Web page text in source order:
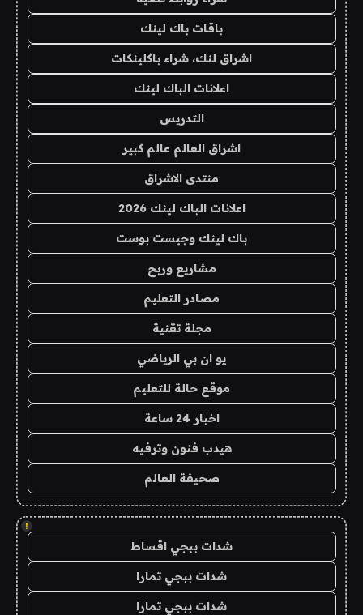
باقات باك لينك
اشراق لنك، شراء باكلينكات
اعلانات الباك لينك
التدريس
اشراق العالم عالم كبير
منتدى الاشراق
اعلانات الباك لينك 2026
باك لينك وجيست بوست
مشاريع وربح
مصادر التعليم
مجلة تقنية
يو ان بي الرياضي
موقع حالة للتعليم
اخبار 24 ساعة
هيدب فنون وترفيه
صحيفة العالم
!
شدات ببجي اقساط
شدات ببجي تمارا
شدات ببجي تمارا